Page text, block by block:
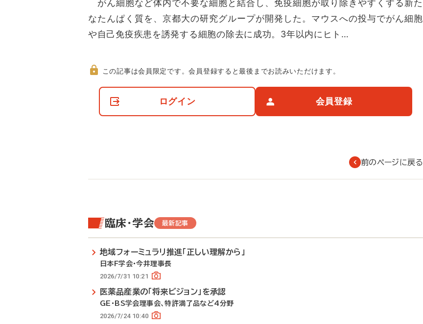
がん細胞など体内で不要な細胞と結合し、免疫細胞が取り除きやすくする新た
なたんぱく質を、京都大の研究グループが開発した。マウスへの投与でがん細胞
や自己免疫疾患を誘発する細胞の除去に成功。3年以内にヒト…
て
この記事は会員限定です。会員登録すると最後までお読みいただけます。
ログイン 会員登録
前のページに戻る
臨床・学会 最新記事
地域フォーミュラリ推進「正しい理解から」
日本F学会・今井理事長
2026/7/31 10:21
医薬品産業の「将来ビジョン」を承認
GE・BS学会理事会、特許満了品など4分野
2026/7/24 10:40